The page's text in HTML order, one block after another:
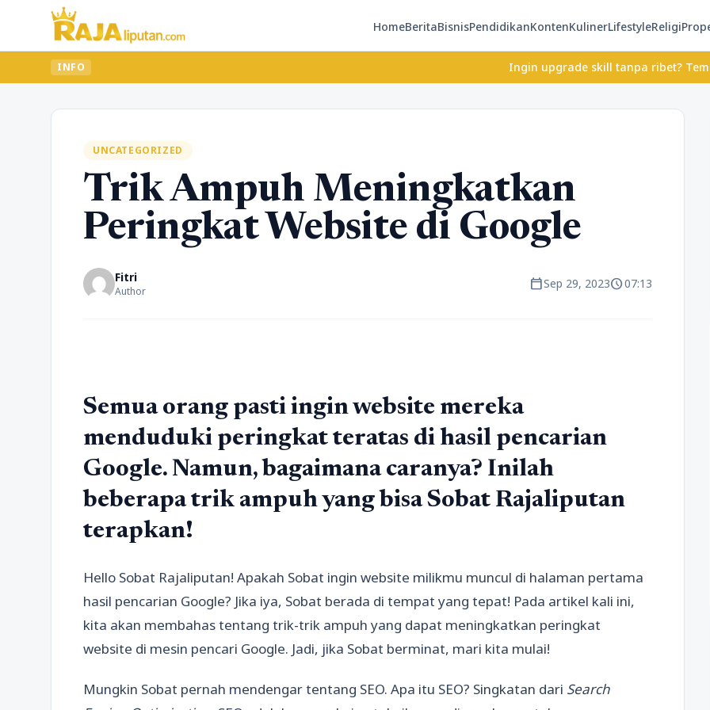
HomeBeritaBisnisPendidikanKontenKulinerLifestyleReligi
INFO Ingin upgrade skill tanpa ribet? Temukan kelas
UNCATEGORIZED
Trik Ampuh Meningkatkan
Peringkat Website di Google
Fitri
Author calendar_todaySep 29, 2023schedule07:13
Semua orang pasti ingin website mereka
menduduki peringkat teratas di hasil pencarian
Google. Namun, bagaimana caranya? Inilah
beberapa trik ampuh yang bisa Sobat Rajaliputan
terapkan!
Hello Sobat Rajaliputan! Apakah Sobat ingin website milikmu muncul di halaman pertama
hasil pencarian Google? Jika iya, Sobat berada di tempat yang tepat! Pada artikel kali ini,
kita akan membahas tentang trik-trik ampuh yang dapat meningkatkan peringkat
website di mesin pencari Google. Jadi, jika Sobat berminat, mari kita mulai!
Mungkin Sobat pernah mendengar tentang SEO. Apa itu SEO? Singkatan dari Search